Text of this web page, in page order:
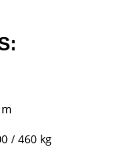
/ 460 kg